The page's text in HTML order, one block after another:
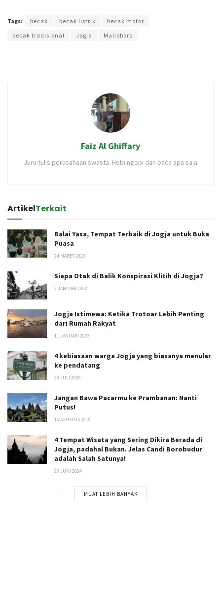
Tags: becak becak listrik
becak motor
becak tradisional
Jogja Malioboro
Faiz Al Ghiffary
Juru tulis perusahaan swasta. Hobi ngopi dan baca apa saja
ArtikelTerkait
Balai Yasa, Tempat Terbaik di Jogja untuk Buka
Puasa
24 MARET 2023
Siapa Otak di Balik Konspirasi Klitih di Jogja?
2 JANUARI 2022
Jogja Istimewa: Ketika Trotoar Lebih Penting
dari Rumah Rakyat
11 JANUARI 2023
4 kebiasaan warga Jogja yang biasanya menular
ke pendatang
28 JULI 2026
Jangan Bawa Pacarmu ke Prambanan: Nanti
Putus!
16 AGUSTUS 2019
4 Tempat Wisata yang Sering Dikira Berada di
Jogja, padahal Bukan. Jelas Candi Borobudur
adalah Salah Satunya!
23 JUNI 2024
MUAT LEBIH BANYAK